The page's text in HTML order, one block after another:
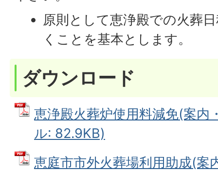
原則として恵浄殿での火葬
くことを基本とします。
ダウンロード
恵浄殿火葬炉使用料減免(案内
ル: 82.9KB)
恵庭市市外火葬場利用助成(案